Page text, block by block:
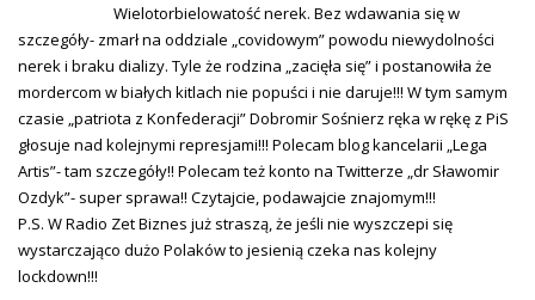
Wielotorbielowatość nerek. Bez wdawania się w
szczegóły- zmarł na oddziale „covidowym” powodu niewydolności
nerek i braku dializy. Tyle że rodzina „zacięła się” i postanowiła że
mordercom w białych kitlach nie popuści i nie daruje!!! W tym samym
czasie „patriota z Konfederacji” Dobromir Sośnierz ręka w rękę z PiS
głosuje nad kolejnymi represjami!!! Polecam blog kancelarii „Lega
Artis”- tam szczegóły!! Polecam też konto na Twitterze „dr Sławomir
Ozdyk”- super sprawa!! Czytajcie, podawajcie znajomym!!!
P.S. W Radio Zet Biznes już straszą, że jeśli nie wyszczepi się
wystarczająco dużo Polaków to jesienią czeka nas kolejny
lockdown!!!